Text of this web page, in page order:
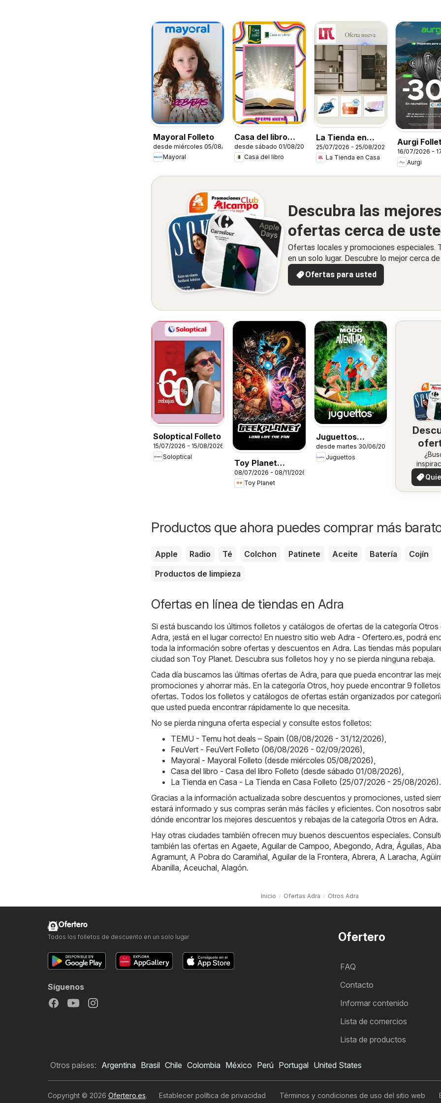
Mayoral Folleto
desde miércoles 05/08/2026
Mayoral
Casa del libro
Folleto
desde sábado 01/08/2026
Casa del libro
La Tienda en
Casa Folleto
25/07/2026 - 25/08/2026
La Tienda en Casa
Aurgi
16/07/2026 -
Aurgi
Descubra las mejores
ofertas cerca de
Ofertas locales y promociones especiales.
en un solo lugar. Descubre lo mejor cerca
Ofertas para usted
Soloptical Folleto
15/07/2026 - 15/08/2026
Soloptical
Toy Planet
Catálogo de
Geek Fan
08/07/2026 - 08/11/2026
Toy Planet
Juguettos
Catálogo
desde martes 30/06/2026
Juguettos
en
¡Vea
ofertas
ver
Productos que ahora puedes comprar más
Apple Radio Té Colchon Patinete Aceite Batería
Cojín
Productos de limpieza
Ofertas en línea de tiendas en Adra
Si está buscando los últimos folletos y catálogos de ofertas de la categoría Otros
Adra, ¡está en el lugar correcto! En nuestro sitio web Adra - Ofertero.es , podrá
toda la información sobre ofertas y descuentos en Adra. Las tiendas más
ciudad son Toy Planet. Descubra sus folletos hoy y no se pierda ninguna rebaja.
Cada día buscamos las últimas ofertas de Adra, para que pueda encontrar las
promociones y ahorrar más. En la categoría Otros, hoy puede encontrar 9
ofertas. Todos los folletos y catálogos de ofertas están organizados por
que usted pueda encontrar rápidamente lo que necesita.
No se pierda ninguna oferta especial y consulte estos folletos:
TEMU - Temu hot deals – Spain (08/08/2026 - 31/12/2026)
FeuVert - FeuVert Folleto (06/08/2026 - 02/09/2026)
Mayoral - Mayoral Folleto (desde miércoles 05/08/2026)
Casa del libro - Casa del libro Folleto (desde sábado 01/08/2026)
La Tienda en Casa - La Tienda en Casa Folleto (25/07/2026 - 25/08/2026).
Gracias a la información actualizada sobre descuentos y promociones, usted
estará informado y sus compras serán más fáciles y eficientes. Con nosotros
dónde encontrar los mejores descuentos y rebajas de la categoría Otros en Adra.
Hay otras ciudades también ofrecen muy buenos descuentos especiales.
también las ofertas en Agaete Aguilar de Campoo Abegondo Adra Águilas
Agramunt A Pobra do Caramiñal Aguilar de la Frontera Abrera A Laracha
Abanilla Aceuchal Alagón.
Inicio Ofertas Adra Otros Adra
Ofertero
FAQ
Contacto
Informar contenido
Lista de comercios
Lista de productos
Ofertero
Todos los folletos de descuento en un solo lugar
Síguenos
Otros países: Argentina Brasil Chile Colombia México Perú Portugal United States
Copyright © 2026 Ofertero.es. Establecer política de privacidad Términos y condiciones de uso del sitio web